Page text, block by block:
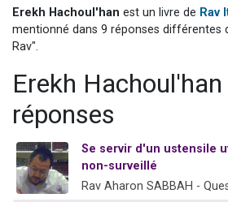
4 personnes viennent de faire un don
Erekh Hachoul'han est un livre de Rav
mentionné dans 9 réponses différentes
Rav".
Erekh Hachoul'han
réponses
Se servir d'un ustensile
non-surveillé
Rav Aharon SABBAH -